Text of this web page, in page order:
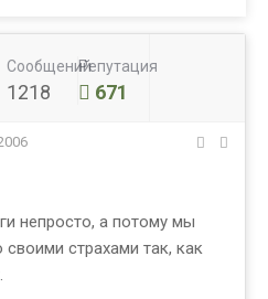
Сообщений
1218
Репутация
671
непросто, а потому мы
страхами так, как